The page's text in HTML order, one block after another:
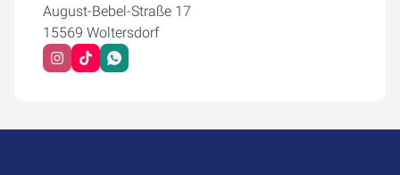
August-Bebel-Straße 17
15569 Woltersdorf